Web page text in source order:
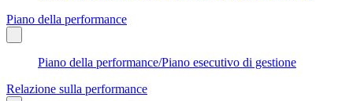
Piano della performance
Piano della performance/Piano esecutivo di gestione
Relazione sulla performance